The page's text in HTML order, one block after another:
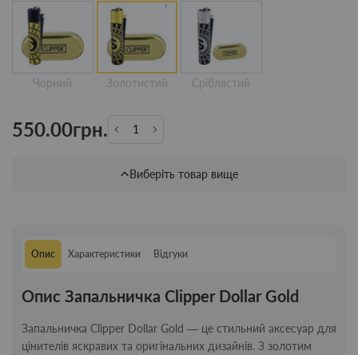
Чорний Золотистий Сріблястий
550.00грн.
Виберіть товар вище
Опис Характеристики Відгуки
Опис Запальничка Clipper Dollar Gold
Запальничка Clipper Dollar Gold — це стильний аксесуар для
цінителів яскравих та оригінальних дизайнів. З золотим